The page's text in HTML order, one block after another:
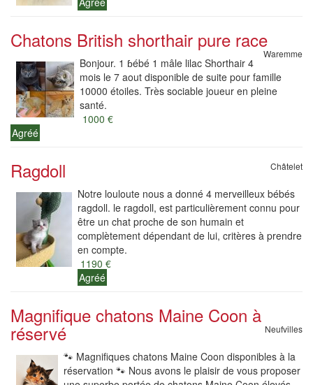
Chatons British shorthair pure race
Waremme
Bonjour. 1 ɓébé 1 mâle lilac Shorthair 4
mois le 7 aout disponible de suite pour famille
10000 étoiles. Très sociable joueur en pleine
santé.
1000 €
Agréé
Ragdoll Châtelet
Notre louloute nous a donné 4 merveilleux bébés
ragdoll. le ragdoll, est particulièrement connu pour
être un chat proche de son humain et
complètement dépendant de lui, critères à prendre
en compte.
1190 €
Agréé
Magnifique chatons Maine Coon à
réservé Neufvilles
🐾 Magnifiques chatons Maine Coon disponibles à la
réservation 🐾 Nous avons le plaisir de vous proposer